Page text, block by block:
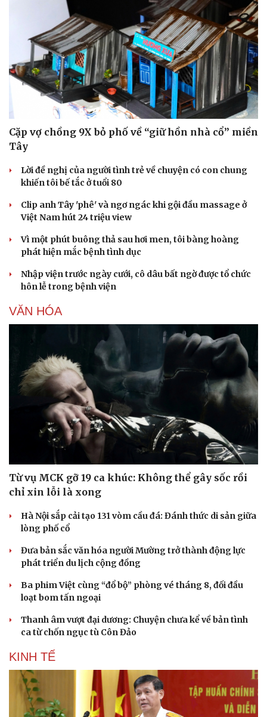
Văn hóa
Sân khấu - Điện ảnh
Văn học
Âm nhạc
Nghệ sĩ
Thời trang
Sao Việt
Cặp vợ chồng 9X bỏ phố về “giữ hồn nhà cổ” miền
Tây
Lời đề nghị của người tình trẻ về chuyện có con chung
khiến tôi bế tắc ở tuổi 80
Clip anh Tây 'phê' và ngơ ngác khi gội đầu massage ở
Việt Nam hút 24 triệu view
Vì một phút buông thả sau hơi men, tôi bàng hoàng
phát hiện mắc bệnh tình dục
Nhập viện trước ngày cưới, cô dâu bất ngờ được tổ chức
hôn lễ trong bệnh viện
VĂN HÓA
Từ vụ MCK gỡ 19 ca khúc: Không thể gây sốc rồi
chỉ xin lỗi là xong
Hà Nội sắp cải tạo 131 vòm cầu đá: Đánh thức di sản giữa
lòng phố cổ
Đưa bản sắc văn hóa người Mường trở thành động lực
phát triển du lịch cộng đồng
Ba phim Việt cùng “đổ bộ” phòng vé tháng 8, đối đầu
loạt bom tấn ngoại
Thanh âm vượt đại dương: Chuyện chưa kể về bản tình
ca từ chốn ngục tù Côn Đảo
KINH TẾ